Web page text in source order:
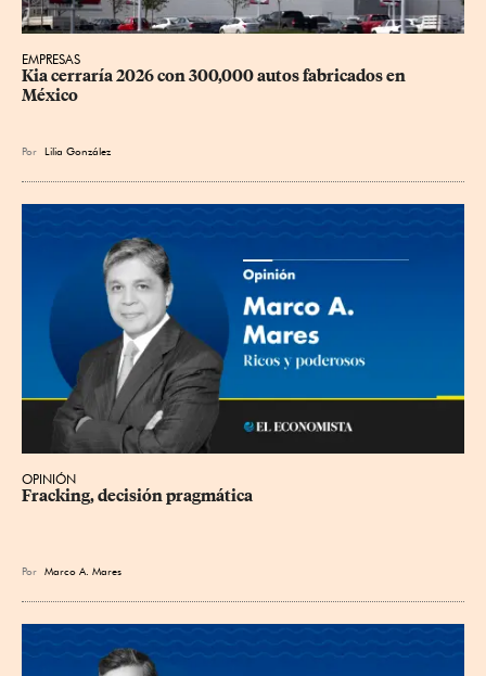
EMPRESAS
Kia cerraría 2026 con 300,000 autos fabricados en
México
Por Lilia González
OPINIÓN
Fracking, decisión pragmática
Por Marco A. Mares